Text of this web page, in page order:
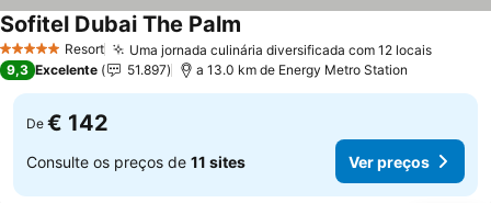
5 Estrelas Resort Uma jornada culinária diversificada com 12 locais
Sofitel Dubai The Palm
9,3 Excelente 51.897 a 13.0 km de Energy Metro Station
De € 142
Consulte os preços de 11 sites Ver preços